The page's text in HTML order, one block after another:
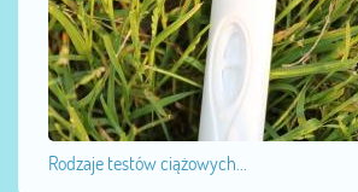
Rodzaje testów ciążowych...